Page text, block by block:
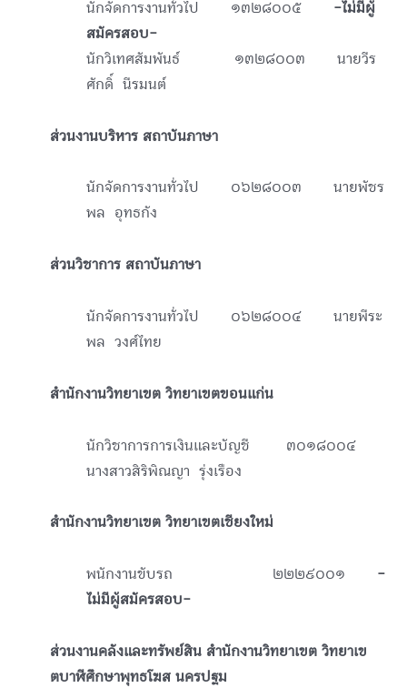
นักจัดการงานทั่วไป ๑๓๒๘๐๐๕ -ไม่มีผู้
สมัครสอบ-
นักวิเทศสัมพันธ์ ๑๓๒๘๐๐๓ นายวีร
ศักดิ์ นีรมนต์
ส่วนงานบริหาร สถาบันภาษา
นักจัดการงานทั่วไป ๐๖๒๘๐๐๓ นายพัชร
พล อุทธกัง
ส่วนวิชาการ สถาบันภาษา
นักจัดการงานทั่วไป ๐๖๒๘๐๐๔ นายพีระ
พล วงศ์ไทย
สำนักงานวิทยาเขต วิทยาเขตขอนแก่น
นักวิชาการการเงินและบัญชี ๓๐๑๘๐๐๔
นางสาวสิริพิณญา รุ่งเรือง
สำนักงานวิทยาเขต วิทยาเขตเชียงใหม่
พนักงานขับรถ ๒๒๒๙๐๐๑ -
ไม่มีผู้สมัครสอบ-
ส่วนงานคลังและทรัพย์สิน สำนักงานวิทยาเขต วิทยาเข
ตบาฬีศึกษาพุทธโฆส นครปฐม